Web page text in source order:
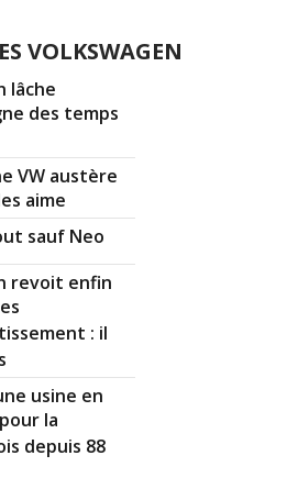
VOLKSWAGEN
lâche
des temps
VW austère
aime
sauf Neo
revoit enfin
: il
usine en
la
depuis 88